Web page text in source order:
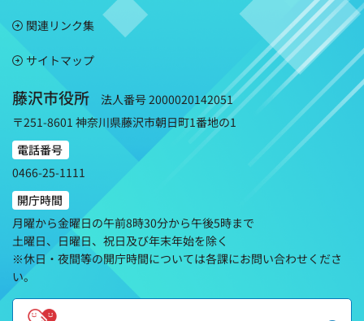
関連リンク集
サイトマップ
藤沢市役所
法人番号 2000020142051
〒251-8601 神奈川県藤沢市朝日町1番地の1
電話番号
0466-25-1111
開庁時間
月曜から金曜日の午前8時30分から午後5時まで
土曜日、日曜日、祝日及び年末年始を除く
※休日・夜間等の開庁時間については各課にお問い合わせくださ
い。